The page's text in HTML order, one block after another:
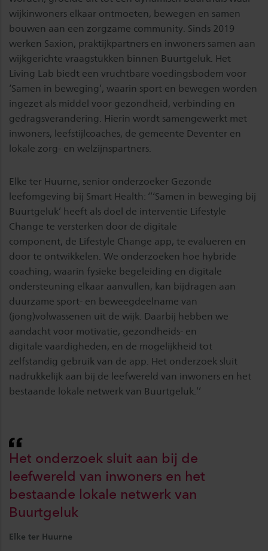
wijkinwoners elkaar ontmoeten, bewegen en samen
bouwen aan een zorgzame community. Sinds 2019
werken Saxion, praktijkpartners en inwoners samen aan
wijkgerichte vraagstukken binnen Buurtgeluk. Het
Living Lab biedt een vruchtbare voedingsbodem voor
‘Samen in beweging’, waarin sport en bewegen worden
ingezet als middel voor gezondheid, verbinding en
gedragsverandering. Hierin wordt samengewerkt met
inwoners, leefstijlcoaches, de gemeente Deventer en
lokale zorg- en welzijnspartners.
Elke ter Huurne, senior onderzoeker Gezonde
leefomgeving bij Smart Health: ‘’‘Samen in beweging bij
Buurtgeluk’ heeft als doel de interventie Lifestyle
Change te versterken door de digitale
component, de Lifestyle Change app, te evalueren en
door te ontwikkelen. We onderzoeken hoe hybride
coaching, waarin fysieke begeleiding en digitale
ondersteuning elkaar aanvullen, kan bijdragen aan
duurzame sport- en beweegdeelname van
(jong)volwassenen uit de wijk. Daarbij hebben we
aandacht voor motivatie, gezondheids- en
digitale vaardigheden, en de mogelijkheid tot
zelfstandig gebruik van de app. Het onderzoek sluit
nadrukkelijk aan bij de leefwereld van inwoners en het
bestaande lokale netwerk van Buurtgeluk.’’
Het onderzoek sluit aan bij de
leefwereld van inwoners en het
bestaande lokale netwerk van
Buurtgeluk
Elke ter Huurne